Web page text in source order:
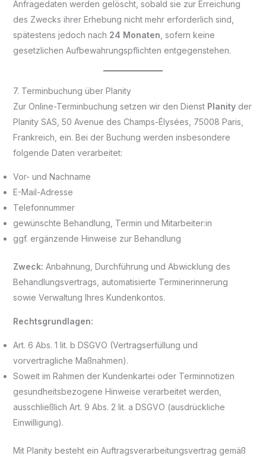
Anfragedaten werden gelöscht, sobald sie zur Erreichung
des Zwecks ihrer Erhebung nicht mehr erforderlich sind,
spätestens jedoch nach 24 Monaten , sofern keine
gesetzlichen Aufbewahrungspflichten entgegenstehen.
7. Terminbuchung über Planity
Zur Online-Terminbuchung setzen wir den Dienst Planityder
Planity SAS, 50 Avenue des Champs-Élysées, 75008 Paris,
Frankreich, ein. Bei der Buchung werden insbesondere
folgende Daten verarbeitet:
Vor- und Nachname
E-Mail-Adresse
Telefonnummer
gewünschte Behandlung, Termin und Mitarbeiter:in
ggf. ergänzende Hinweise zur Behandlung
Zweck: Anbahnung, Durchführung und Abwicklung des
Behandlungsvertrags, automatisierte Terminerinnerung
sowie Verwaltung Ihres Kundenkontos.
Rechtsgrundlagen:
Art. 6 Abs. 1 lit. b DSGVO (Vertragserfüllung und
vorvertragliche Maßnahmen).
Soweit im Rahmen der Kundenkartei oder Terminnotizen
gesundheitsbezogene Hinweise verarbeitet werden,
ausschließlich Art. 9 Abs. 2 lit. a DSGVO (ausdrückliche
Einwilligung).
Mit Planity besteht ein Auftragsverarbeitungsvertrag gemäß